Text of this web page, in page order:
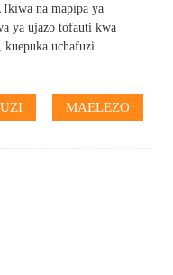
na mapipa ya
ya ujazo tofauti kwa
uchafuzi
MAELEZO